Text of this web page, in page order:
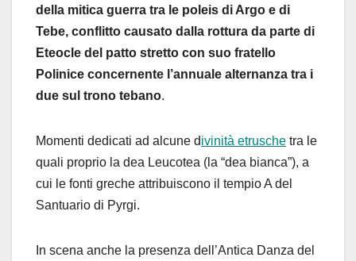
della mitica guerra tra le poleis di Argo e di
Tebe, conflitto causato dalla rottura da parte di
Eteocle del patto stretto con suo fratello
Polinice concernente l’annuale alternanza tra i
due sul trono tebano.
Momenti dedicati ad alcune divinità etrusche tra le
quali proprio la dea Leucotea (la “dea bianca”), a
cui le fonti greche attribuiscono il tempio A del
Santuario di Pyrgi.
In scena anche la presenza dell’Antica Danza del